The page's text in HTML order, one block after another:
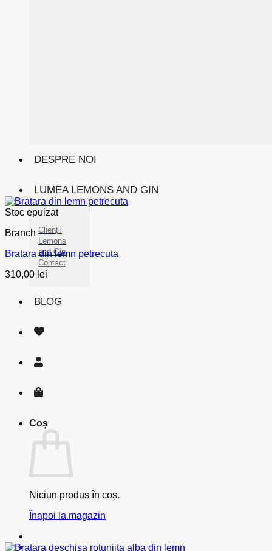
DESPRE NOI
LUMEA LEMONS AND GIN
Clienții
Lemons
and Gin
Contact
BLOG
Coș
Niciun produs în coș.
Înapoi la magazin
Stoc epuizat
Branch
Bratara din lemn petrecuta
310,00 lei